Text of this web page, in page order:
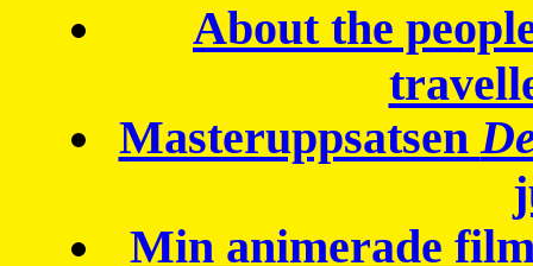
About the
Masteruppsatsen
Min animerade